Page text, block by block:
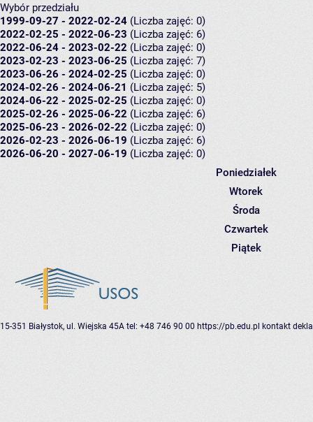
Wybór przedziału
1999-09-27 - 2022-02-24 (Liczba zajęć: 0)
2022-02-25 - 2022-06-23 (Liczba zajęć: 6)
2022-06-24 - 2023-02-22 (Liczba zajęć: 0)
2023-02-23 - 2023-06-25 (Liczba zajęć: 7)
2023-06-26 - 2024-02-25 (Liczba zajęć: 0)
2024-02-26 - 2024-06-21 (Liczba zajęć: 5)
2024-06-22 - 2025-02-25 (Liczba zajęć: 0)
2025-02-26 - 2025-06-22 (Liczba zajęć: 6)
2025-06-23 - 2026-02-22 (Liczba zajęć: 0)
2026-02-23 - 2026-06-19 (Liczba zajęć: 6)
2026-06-20 - 2027-06-19 (Liczba zajęć: 0)
Poniedziałek
Wtorek
Środa
Czwartek
Piątek
15-351 Białystok, ul. Wiejska 45A tel: +48 746 90 00 https://pb.edu.pl kontakt